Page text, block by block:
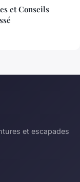
et Conseils
et escapades